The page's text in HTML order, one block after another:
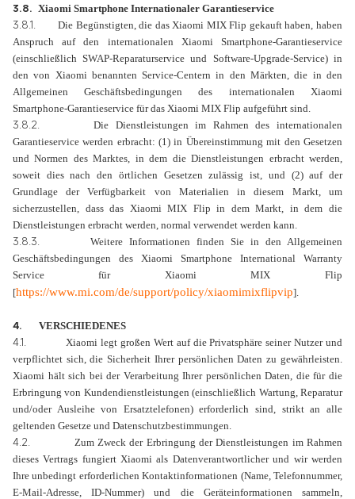
3.8. Xiaomi Smartphone Internationaler Garantieservice
3.8.1.
Die Begünstigten, die das Xiaomi MIX Flip gekauft haben, haben
Anspruch auf den internationalen Xiaomi Smartphone-Garantieservice
(einschließlich SWAP-Reparaturservice und Software-Upgrade-Service) in
den von Xiaomi benannten Service-Centern in den Märkten, die in den
Allgemeinen Geschäftsbedingungen des internationalen Xiaomi
Smartphone-Garantieservice für das Xiaomi MIX Flip aufgeführt sind.
3.8.2.
Die Dienstleistungen im Rahmen des internationalen
Garantieservice werden erbracht: (1) in Übereinstimmung mit den Gesetzen
und Normen des Marktes, in dem die Dienstleistungen erbracht werden,
soweit dies nach den örtlichen Gesetzen zulässig ist, und (2) auf der
Grundlage der Verfügbarkeit von Materialien in diesem Markt, um
sicherzustellen, dass das Xiaomi MIX Flip in dem Markt, in dem die
Dienstleistungen erbracht werden, normal verwendet werden kann.
3.8.3.
Weitere Informationen finden Sie in den Allgemeinen
Geschäftsbedingungen des Xiaomi Smartphone International Warranty
Service für Xiaomi MIX Flip
[https://www.mi.com/de/support/policy/xiaomimixflipvip].
4. VERSCHIEDENES
4.1.
Xiaomi legt großen Wert auf die Privatsphäre seiner Nutzer und
verpflichtet sich, die Sicherheit Ihrer persönlichen Daten zu gewährleisten.
Xiaomi hält sich bei der Verarbeitung Ihrer persönlichen Daten, die für die
Erbringung von Kundendienstleistungen (einschließlich Wartung, Reparatur
und/oder Ausleihe von Ersatztelefonen) erforderlich sind, strikt an alle
geltenden Gesetze und Datenschutzbestimmungen.
4.2.
Zum Zweck der Erbringung der Dienstleistungen im Rahmen
dieses Vertrags fungiert Xiaomi als Datenverantwortlicher und wir werden
Ihre unbedingt erforderlichen Kontaktinformationen (Name, Telefonnummer,
E-Mail-Adresse, ID-Nummer) und die Geräteinformationen sammeln,